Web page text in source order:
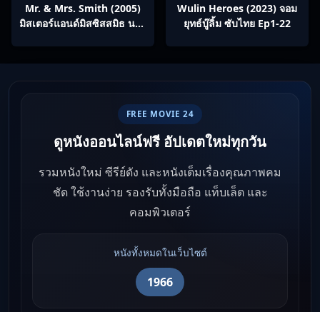
Mr. & Mrs. Smith (2005)
มิสเตอร์แอนด์มิสซิสสมิธ นาย
Wulin Heroes (2023) จอม
ยุทธ์บู๊ลิ้ม ซับไทย Ep1-22
FREE MOVIE 24
ดูหนังออนไลน์ฟรี อัปเดตใหม่ทุกวัน
รวมหนังใหม่ ซีรีย์ดัง และหนังเต็มเรื่องคุณภาพคม
ชัด ใช้งานง่าย รองรับทั้งมือถือ แท็บเล็ต และ
คอมพิวเตอร์
หนังทั้งหมดในเว็บไซต์
1966